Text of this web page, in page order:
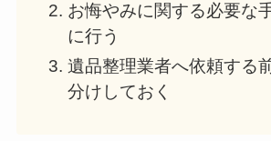
お悔やみに関する必要な
に行う
遺品整理業者へ依頼する
分けしておく